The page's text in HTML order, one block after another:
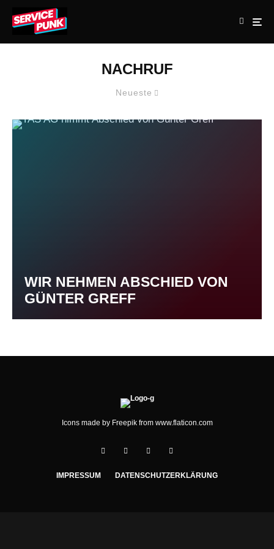
NACHRUF
Neueste
WIR NEHMEN ABSCHIED VON
GÜNTER GREFF
Icons made by Freepikfrom www.flaticon.com
IMPRESSUM DATENSCHUTZERKLÄRUNG